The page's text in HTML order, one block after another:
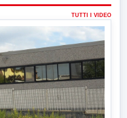
TUTTI I VIDEO